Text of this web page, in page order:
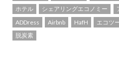
ホテル
シェアリングエコノミー
ADDress
Airbnb HafH エコツ
脱炭素